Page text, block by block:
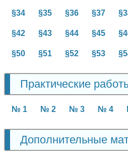
§34 §35 §36 §37
§42 §43 §44 §45
§50 §51 §52 §53
Практические
№ 1 № 2 № 3 № 4
Дополнительные